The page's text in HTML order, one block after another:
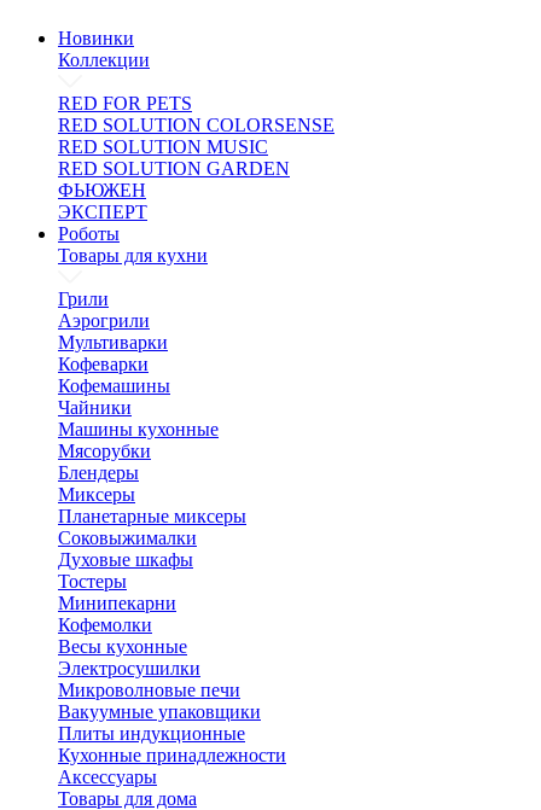
Новинки
Коллекции
RED FOR PETS
RED SOLUTION COLORSENSE
RED SOLUTION MUSIC
RED SOLUTION GARDEN
ФЬЮЖЕН
ЭКСПЕРТ
Роботы
Товары для кухни
Грили
Аэрогрили
Мультиварки
Кофеварки
Кофемашины
Чайники
Машины кухонные
Мясорубки
Блендеры
Миксеры
Планетарные миксеры
Соковыжималки
Духовые шкафы
Тостеры
Минипекарни
Кофемолки
Весы кухонные
Электросушилки
Микроволновые печи
Вакуумные упаковщики
Плиты индукционные
Кухонные принадлежности
Аксессуары
Товары для дома